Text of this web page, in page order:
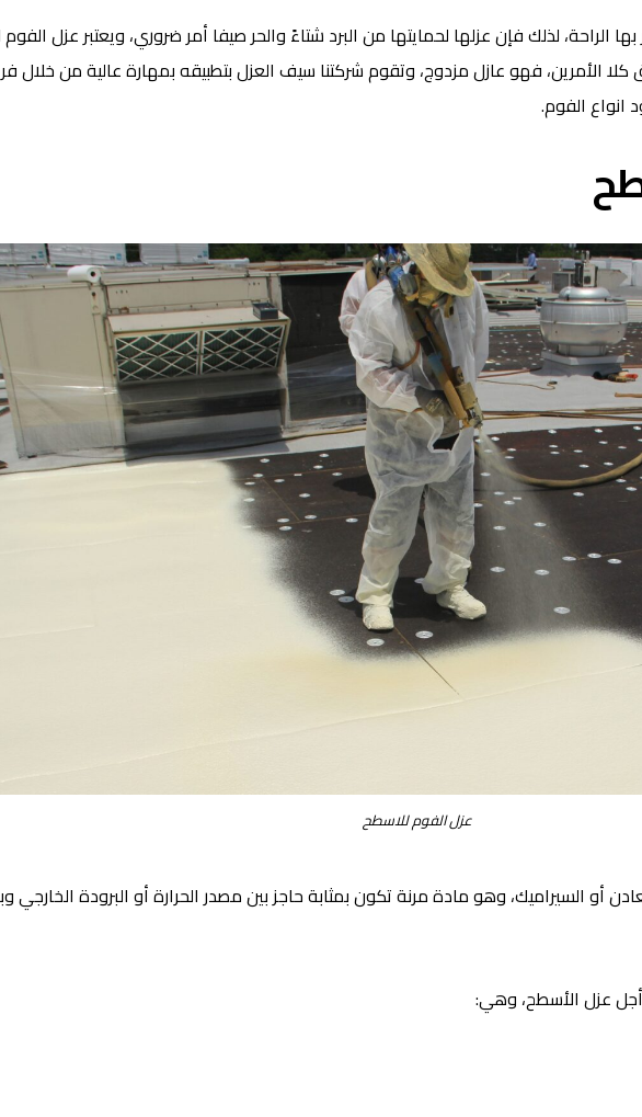
الراحة، لذلك فإن عزلها لحمايتها من البرد شتاءً والحر صيفا أمر ضروري، ويعتبرعزل
الأمرين، فهو عازل مزدوج، وتقوم شركتنا سيف العزل بتطبيقه بمهارة عالية من خلال
انواع الفوم.
عزل الفوم للاسطح
أو السيراميك، وهو مادة مرنة تكون بمثابة حاجز بين مصدر الحرارة أو البرودة الخارجي
عزل الأسطح، وهي: